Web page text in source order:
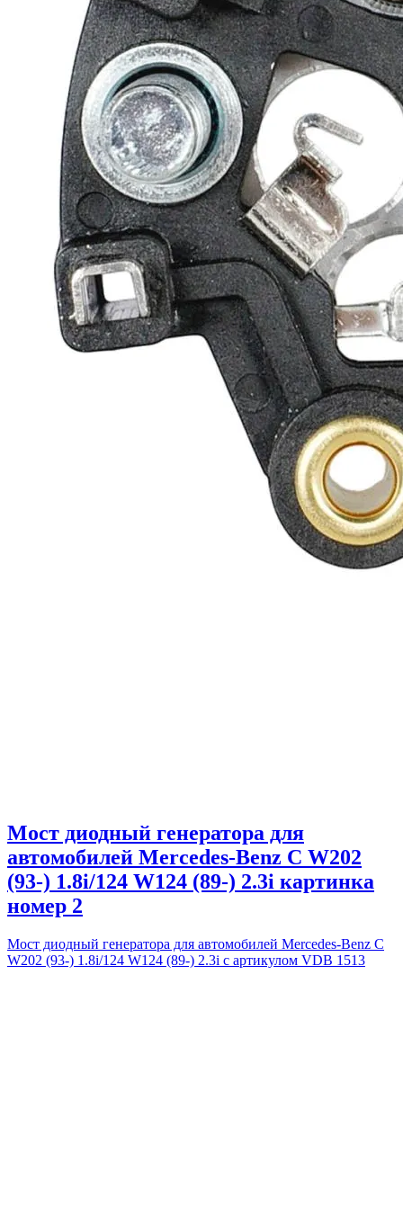
Мост диодный генератора для
автомобилей Mercedes-Benz C W202
(93-) 1.8i/124 W124 (89-) 2.3i картинка
номер 2
Мост диодный генератора для автомобилей Mercedes-Benz C
W202 (93-) 1.8i/124 W124 (89-) 2.3i с артикулом VDB 1513